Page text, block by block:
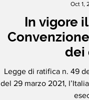
In vigore
dei
Legge di ratifica n. 49
del 29 marzo 2021,
Oct 1,